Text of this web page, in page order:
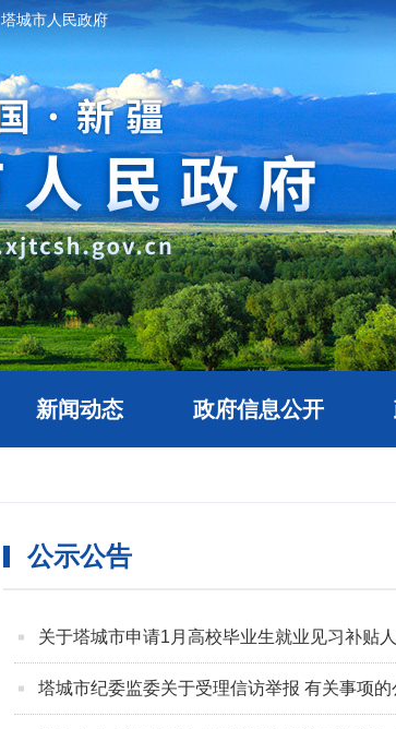
塔城市人民政府
新闻动态 政府信息公开
公示公告
关于塔城市申请1月高校毕业生就业见习补贴
塔城市纪委监委关于受理信访举报 有关事项的